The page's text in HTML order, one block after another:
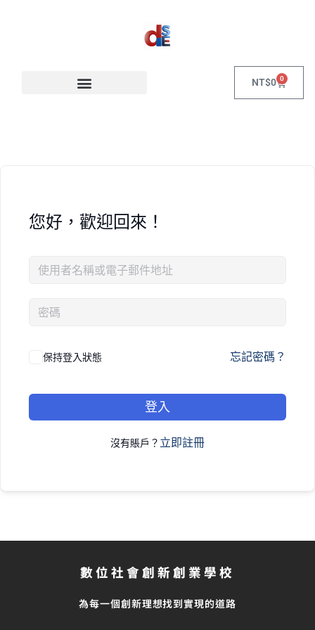
NT$0 0
您好，歡迎回來！
保持登入狀態 忘記密碼？
登入
沒有賬戶？ 立即註冊
數位社會創新創業學校
為每一個創新理想找到實現的道路